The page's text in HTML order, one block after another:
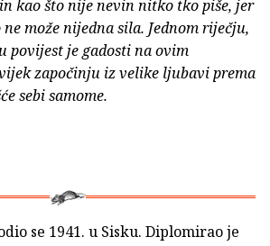
kao što nije nevin nitko tko piše, jer
može nijedna sila. Jednom riječju,
povijest je gadosti na ovim
započinju iz velike ljubavi prema
sebi samome.
se 1941. u Sisku. Diplomirao je